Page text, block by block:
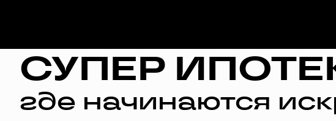
СУПЕР
где начинаются